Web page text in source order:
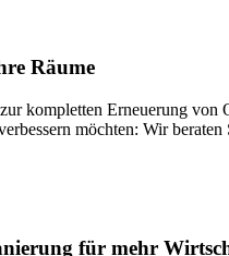
Räume
kompletten Erneuerung
möchten: Wir
für mehr